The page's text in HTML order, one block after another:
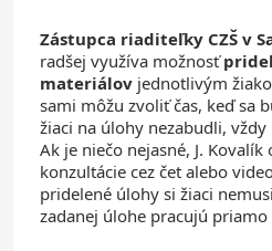
Zástupca riaditeľky CZŠ v
radšej využíva možnosť
materiálov jednotlivým
sami môžu zvoliť čas, keď sa
žiaci na úlohy nezabudli,
Ak je niečo nejasné, J.
konzultácie cez čet alebo
pridelené úlohy si žiaci
zadanej úlohe pracujú priamo